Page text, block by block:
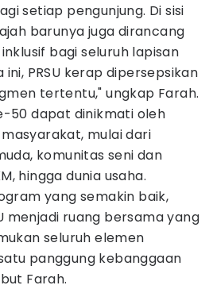
setiap pengunjung. Di sisi
barunya juga dirancang
bagi seluruh lapisan
PRSU kerap dipersepsikan
tertentu," ungkap Farah.
50 dapat dinikmati oleh
mulai dari
komunitas seni dan
hingga dunia usaha.
yang semakin baik,
menjadi ruang bersama yang
seluruh elemen
panggung kebanggaan
Farah.